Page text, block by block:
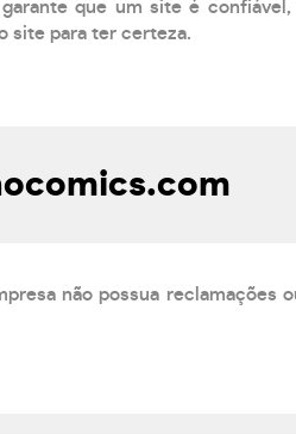
que um site é
site para ter certeza.
não possua reclamações